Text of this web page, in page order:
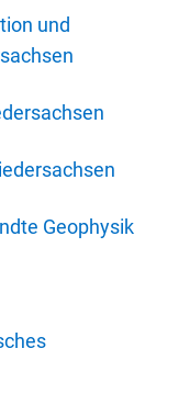
und
Geophysik